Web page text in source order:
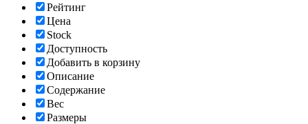
Рейтинг
Цена
Stock
Доступность
Добавить в корзину
Описание
Содержание
Вес
Размеры